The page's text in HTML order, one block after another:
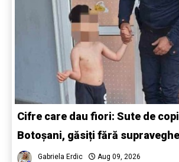
Cifre care dau fiori: Sute de
Botoșani, găsiți fără
Gabriela Erdic Aug 09, 2026